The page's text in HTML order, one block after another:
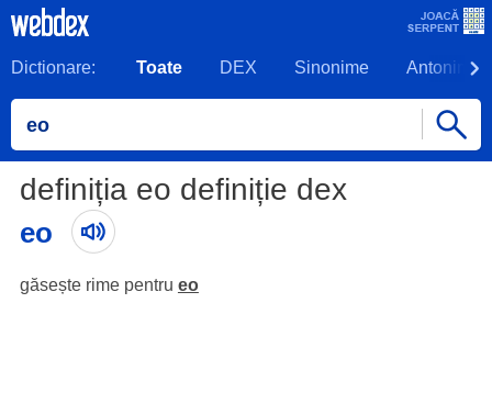
Dictionare: Toate DEX Sinonime Antonime
definiția eo definiție dex
eo
găsește rime pentru eo